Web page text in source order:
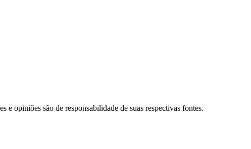
opiniões são de responsabilidade de suas respectivas fontes.